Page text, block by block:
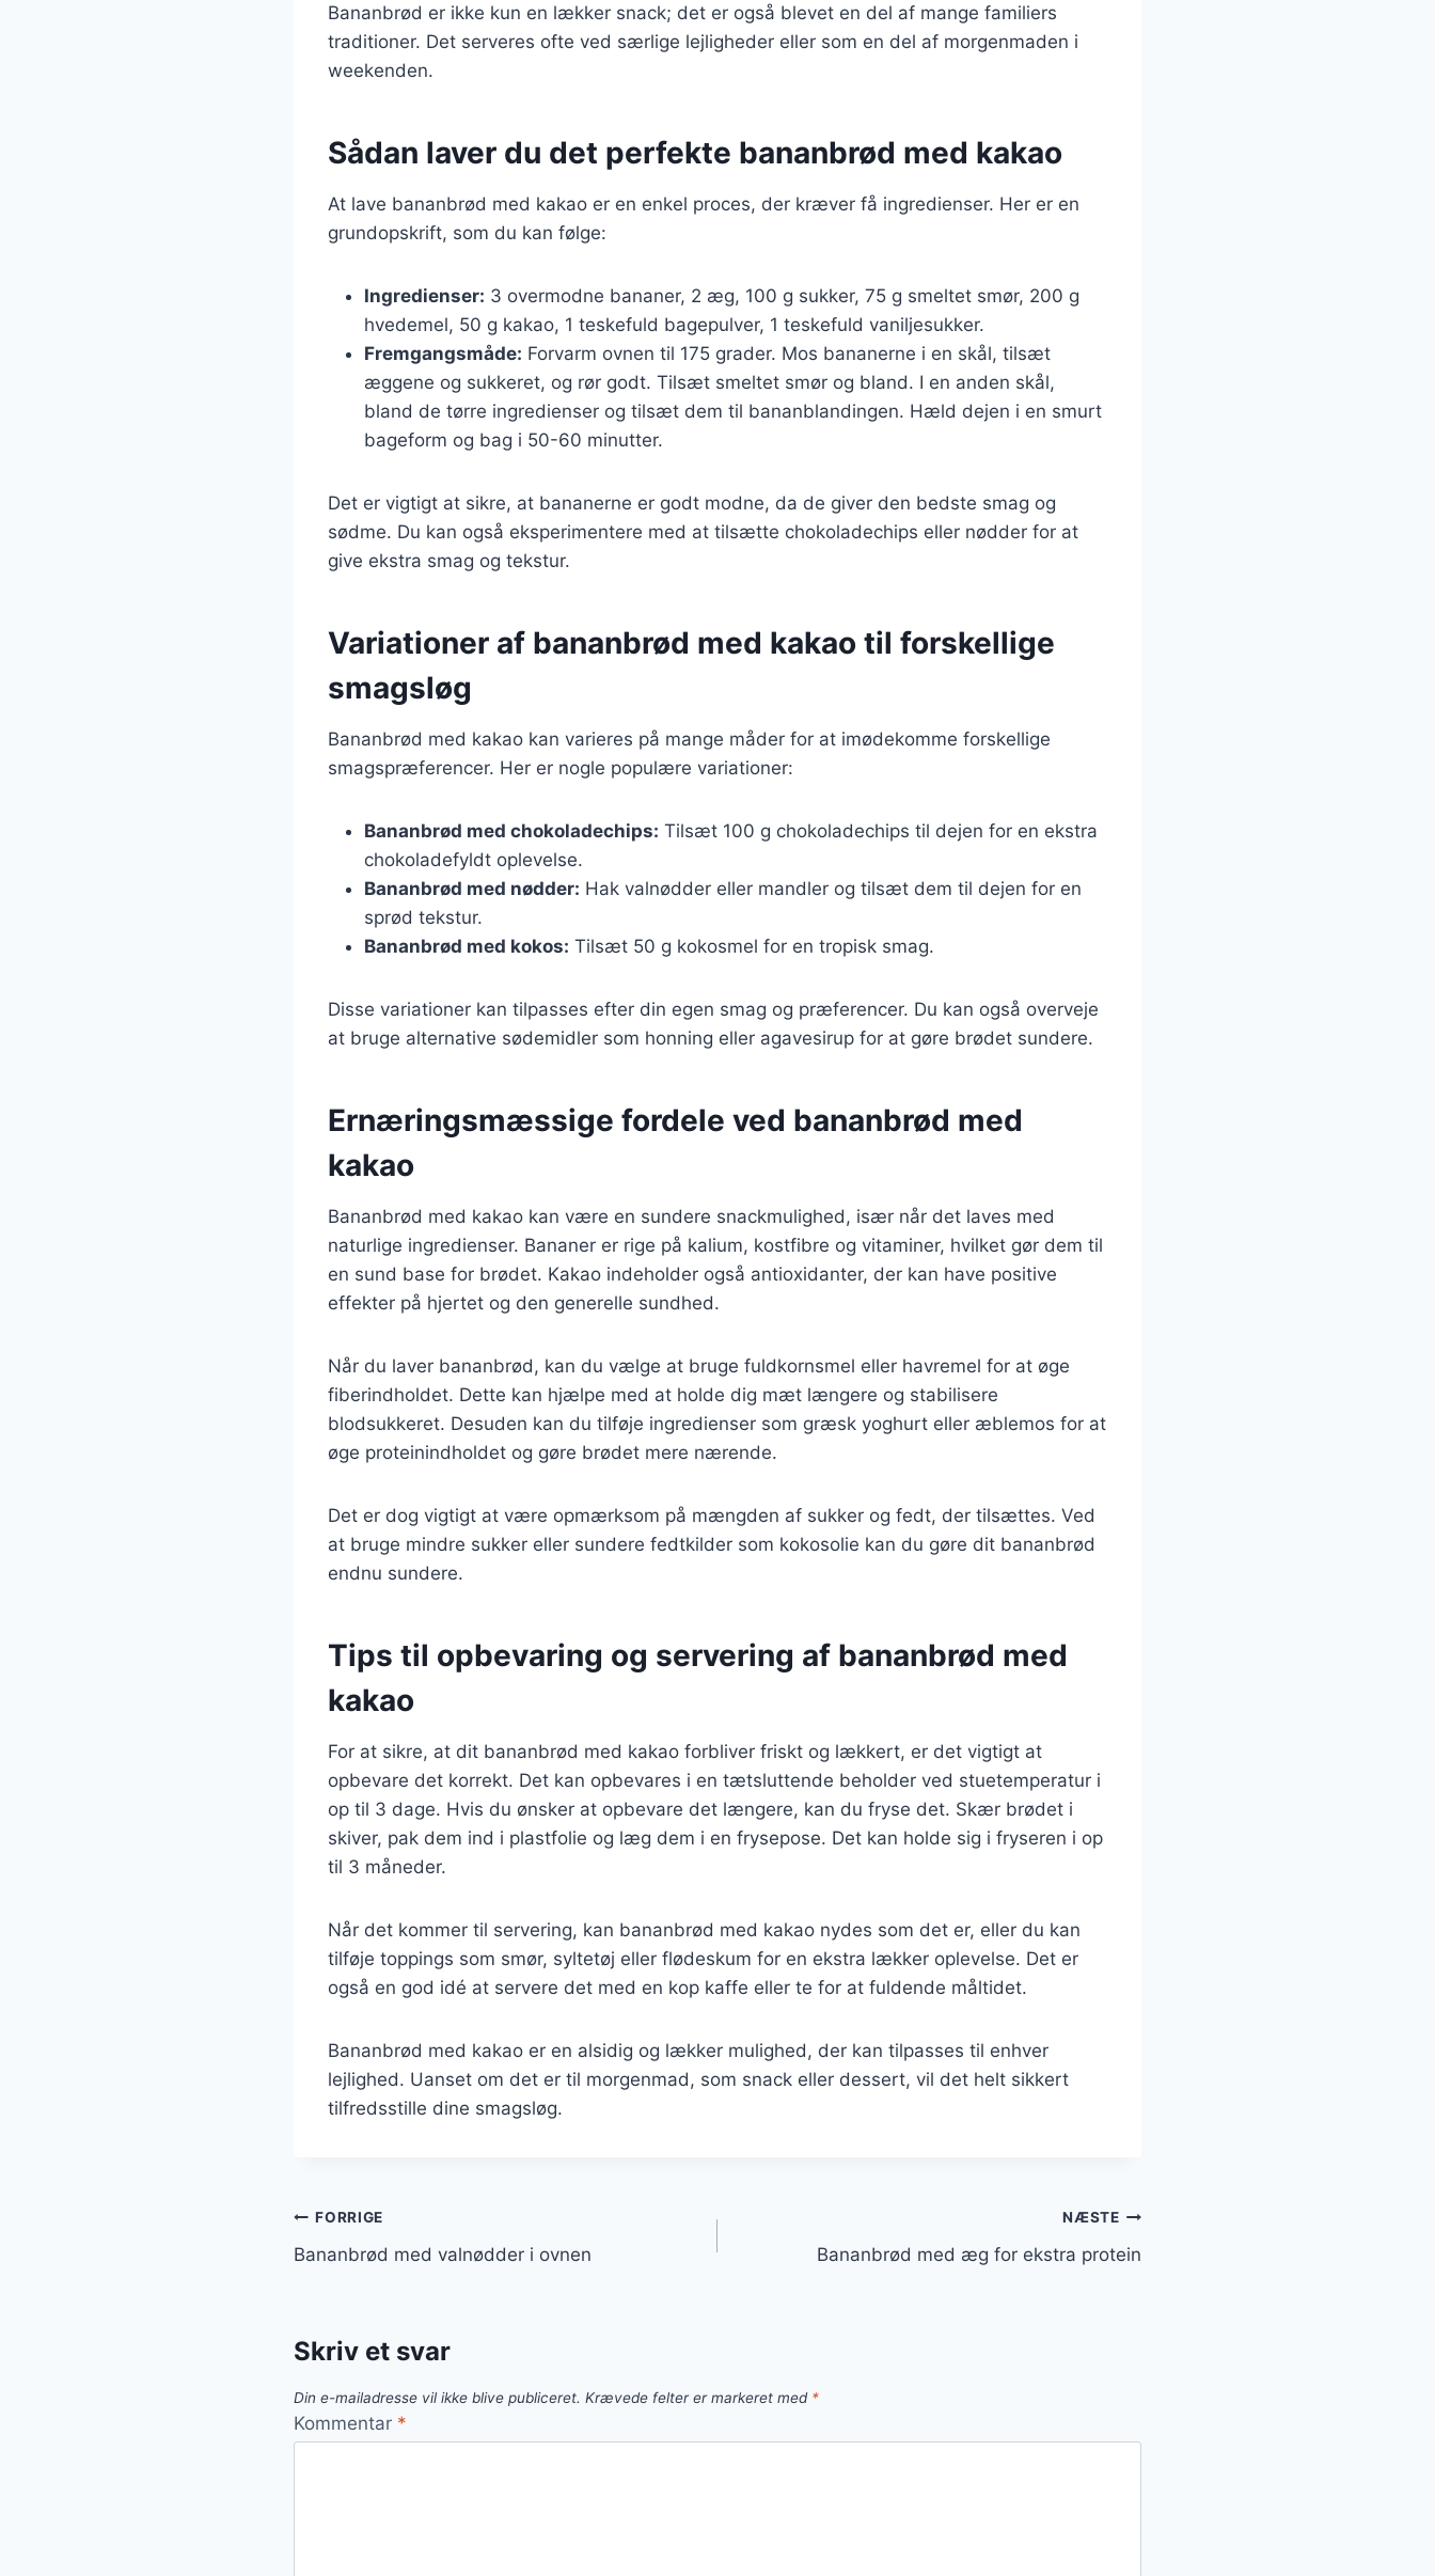
Bananbrød er ikke kun en lækker snack; det er også blevet en del af mange familiers
traditioner. Det serveres ofte ved særlige lejligheder eller som en del af morgenmaden i
weekenden.
Sådan laver du det perfekte bananbrød med kakao
At lave bananbrød med kakao er en enkel proces, der kræver få ingredienser. Her er en
grundopskrift, som du kan følge:
Ingredienser: 3 overmodne bananer, 2 æg, 100 g sukker, 75 g smeltet smør, 200 g
hvedemel, 50 g kakao, 1 teskefuld bagepulver, 1 teskefuld vaniljesukker.
Fremgangsmåde: Forvarm ovnen til 175 grader. Mos bananerne i en skål, tilsæt
æggene og sukkeret, og rør godt. Tilsæt smeltet smør og bland. I en anden skål,
bland de tørre ingredienser og tilsæt dem til bananblandingen. Hæld dejen i en smurt
bageform og bag i 50-60 minutter.
Det er vigtigt at sikre, at bananerne er godt modne, da de giver den bedste smag og
sødme. Du kan også eksperimentere med at tilsætte chokoladechips eller nødder for at
give ekstra smag og tekstur.
Variationer af bananbrød med kakao til forskellige
smagsløg
Bananbrød med kakao kan varieres på mange måder for at imødekomme forskellige
smagspræferencer. Her er nogle populære variationer:
Bananbrød med chokoladechips: Tilsæt 100 g chokoladechips til dejen for en ekstra
chokoladefyldt oplevelse.
Bananbrød med nødder: Hak valnødder eller mandler og tilsæt dem til dejen for en
sprød tekstur.
Bananbrød med kokos: Tilsæt 50 g kokosmel for en tropisk smag.
Disse variationer kan tilpasses efter din egen smag og præferencer. Du kan også overveje
at bruge alternative sødemidler som honning eller agavesirup for at gøre brødet sundere.
Ernæringsmæssige fordele ved bananbrød med
kakao
Bananbrød med kakao kan være en sundere snackmulighed, især når det laves med
naturlige ingredienser. Bananer er rige på kalium, kostfibre og vitaminer, hvilket gør dem til
en sund base for brødet. Kakao indeholder også antioxidanter, der kan have positive
effekter på hjertet og den generelle sundhed.
Når du laver bananbrød, kan du vælge at bruge fuldkornsmel eller havremel for at øge
fiberindholdet. Dette kan hjælpe med at holde dig mæt længere og stabilisere
blodsukkeret. Desuden kan du tilføje ingredienser som græsk yoghurt eller æblemos for at
øge proteinindholdet og gøre brødet mere nærende.
Det er dog vigtigt at være opmærksom på mængden af sukker og fedt, der tilsættes. Ved
at bruge mindre sukker eller sundere fedtkilder som kokosolie kan du gøre dit bananbrød
endnu sundere.
Tips til opbevaring og servering af bananbrød med
kakao
For at sikre, at dit bananbrød med kakao forbliver friskt og lækkert, er det vigtigt at
opbevare det korrekt. Det kan opbevares i en tætsluttende beholder ved stuetemperatur i
op til 3 dage. Hvis du ønsker at opbevare det længere, kan du fryse det. Skær brødet i
skiver, pak dem ind i plastfolie og læg dem i en frysepose. Det kan holde sig i fryseren i op
til 3 måneder.
Når det kommer til servering, kan bananbrød med kakao nydes som det er, eller du kan
tilføje toppings som smør, syltetøj eller flødeskum for en ekstra lækker oplevelse. Det er
også en god idé at servere det med en kop kaffe eller te for at fuldende måltidet.
Bananbrød med kakao er en alsidig og lækker mulighed, der kan tilpasses til enhver
lejlighed. Uanset om det er til morgenmad, som snack eller dessert, vil det helt sikkert
tilfredsstille dine smagsløg.
Indlægsnavigation
FORRIGE
Bananbrød med valnødder i ovnen
NÆSTE
Bananbrød med æg for ekstra protein
Skriv et svar
Din e-mailadresse vil ikke blive publiceret. Krævede felter er markeret med *
Kommentar *